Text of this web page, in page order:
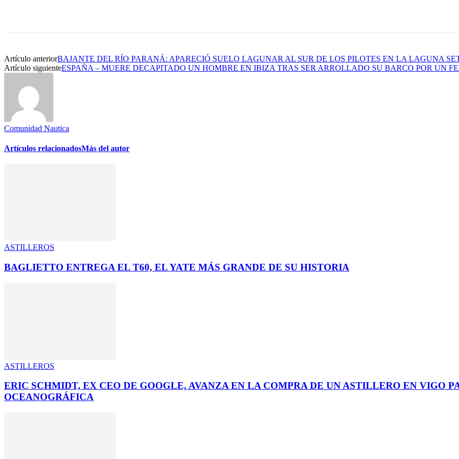
Artículo anteriorBAJANTE DEL RÍO PARANÁ: APARECIÓ SUELO LAGUNAR AL SUR DE LOS PILOTES EN LA LAGUNA
Artículo siguienteESPAÑA – MUERE DECAPITADO UN HOMBRE EN IBIZA TRAS SER ARROLLADO SU BARCO POR UN
Comunidad Nautica
Artículos relacionadosMás del autor
ASTILLEROS
BAGLIETTO ENTREGA EL T60, EL YATE MÁS GRANDE DE SU HISTORIA
ASTILLEROS
ERIC SCHMIDT, EX CEO DE GOOGLE, AVANZA EN LA COMPRA DE UN ASTILLERO EN VIGO
OCEANOGRÁFICA